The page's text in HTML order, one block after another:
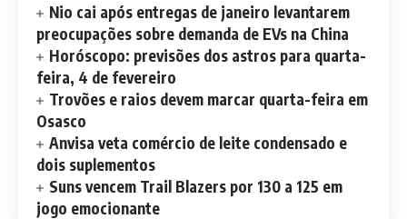
Nio cai após entregas de janeiro levantarem
preocupações sobre demanda de EVs na China
Horóscopo: previsões dos astros para quarta-
feira, 4 de fevereiro
Trovões e raios devem marcar quarta-feira em
Osasco
Anvisa veta comércio de leite condensado e
dois suplementos
Suns vencem Trail Blazers por 130 a 125 em
jogo emocionante